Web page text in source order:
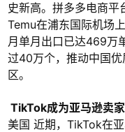
史新高。拼多多电商平
Temu在浦东国际机场
月单月出口已达469万
过40万个，推动中国
区。
TikTok成为亚马逊卖
美国 近期，TikTok在